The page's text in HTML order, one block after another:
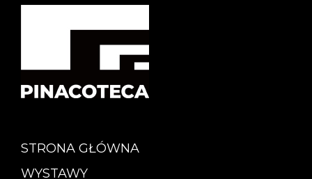
STRONA GŁÓWNA
WYSTAWY